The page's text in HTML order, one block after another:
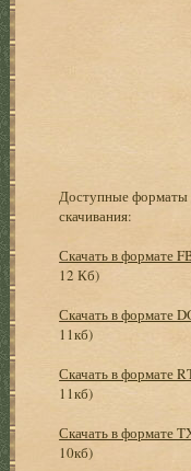
Доступные форматы
скачивания:
Скачать в формате
12 Кб)
Скачать в формате
11кб)
Скачать в формате
11кб)
Скачать в формате
10кб)